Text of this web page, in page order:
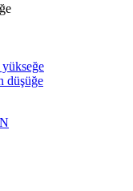
düşüğe